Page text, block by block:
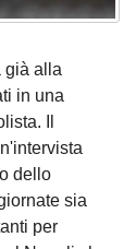
già alla
in una
Il
dello
sia
per